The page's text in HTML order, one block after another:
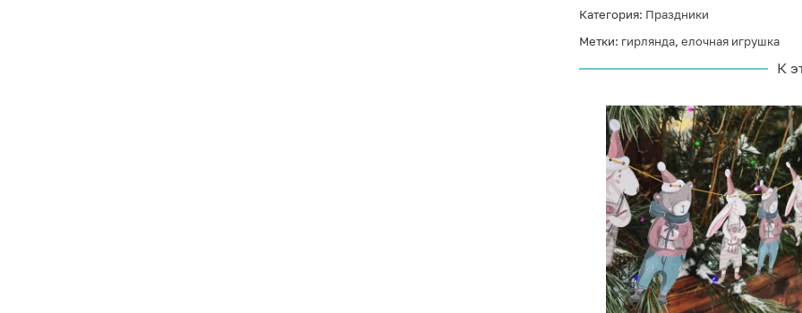
Категория: Праздники
Метки: гирлянда, елочная игрушка
К